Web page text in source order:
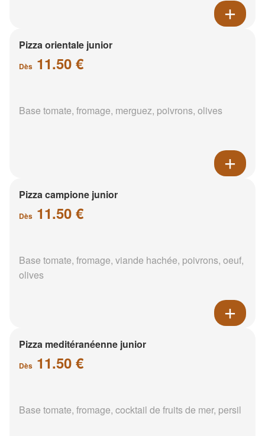
Pizza orientale junior
Dès 11.50 €
Base tomate, fromage, merguez, poivrons, olives
Pizza campione junior
Dès 11.50 €
Base tomate, fromage, viande hachée, poivrons, oeuf,
olives
Pizza meditéranéenne junior
Dès 11.50 €
Base tomate, fromage, cocktail de fruits de mer, persil